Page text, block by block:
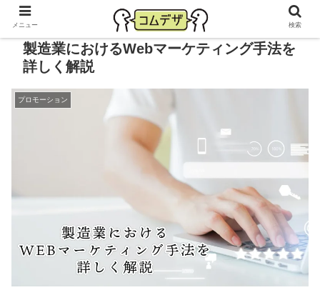
製造業におけるWebマーケティング手法を
詳しく解説
プロモーション
メニュー 検索